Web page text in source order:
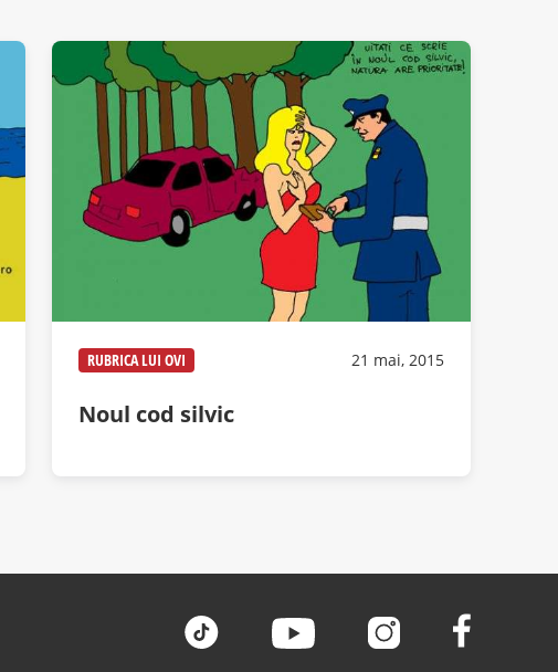
RUBRICA LUI OVI 21 mai, 2015
Noul cod silvic